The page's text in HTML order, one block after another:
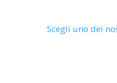
Scegli uno dei